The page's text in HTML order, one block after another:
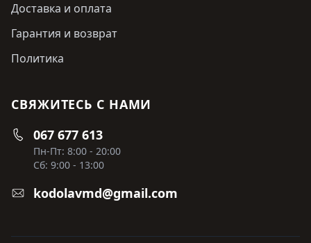
Доставка и оплата
Гарантия и возврат
Политика
СВЯЖИТЕСЬ С НАМИ
067 677 613
Пн-Пт: 8:00 - 20:00
Сб: 9:00 - 13:00
kodolavmd@gmail.com